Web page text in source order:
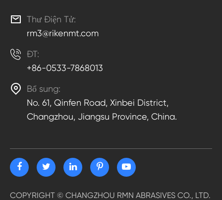
 Thư Điện Tử:
rm3@rikenmt.com
 ĐT:
+86-0533-7868013

Bổ sung:
No. 61, Qinfen Road, Xinbei District,
Changzhou, Jiangsu Province, China.
COPYRIGHT © CHANGZHOU RMN ABRASIVES CO., LTD.